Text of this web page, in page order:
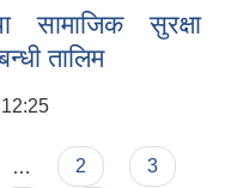
सामाजिक सुरक्षा
तालिम
तालिम
2
3